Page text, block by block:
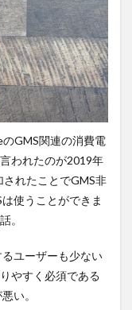
GMS関連の消費電
われたのが2019年
れたことでGMS非
使うことができま
。
ユーザーも少ない
やすく必須である
い。